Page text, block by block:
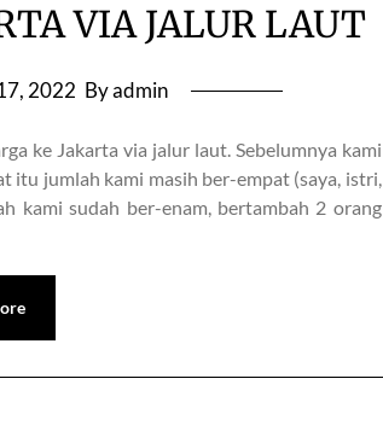
VIA JALUR LAUT
2022 By admin
ke Jakarta via jalur laut. Sebelumnya kami
itu jumlah kami masih ber-empat (saya, istri,
kami sudah ber-enam, bertambah 2 orang